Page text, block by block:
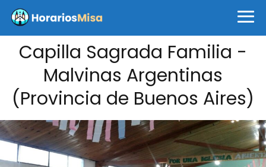
Capilla Sagrada Familia -
Malvinas Argentinas
(Provincia de Buenos Aires)